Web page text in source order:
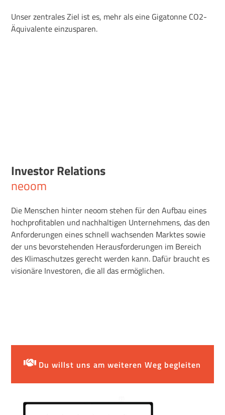
UnserzentralesZiel istes, mehralseine Gigatonne CO2-
Äquivalenteeinzusparen.
Investor Relations
neoom
Die Menschen hinter neoom stehen für den Aufbau eines
hochprofitablen und nachhaltigen Unternehmens, das den
Anforderungen eines schnell wachsenden Marktes sowie
der uns bevorstehenden Herausforderungen im Bereich
des Klimaschutzes gerecht werden kann. Dafür braucht es
visionäre Investoren, die all das ermöglichen.
Du willst uns am weiteren Weg begleiten